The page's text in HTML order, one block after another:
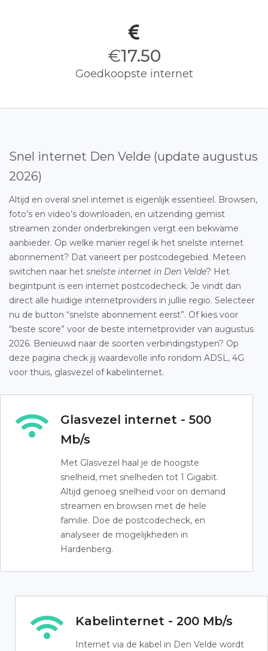
€17.50
Goedkoopste internet
Snel internet Den Velde (update augustus
2026)
Altijd en overal snel internet is eigenlijk essentieel. Browsen,
foto’s en video’s downloaden, en uitzending gemist
streamen zonder onderbrekingen vergt een bekwame
aanbieder. Op welke manier regel ik het snelste internet
abonnement? Dat varieert per postcodegebied. Meteen
switchen naar het snelste internet in Den Velde? Het
begintpunt is een internet postcodecheck. Je vindt dan
direct alle huidige internetproviders in jullie regio. Selecteer
nu de button “snelste abonnement eerst”. Of kies voor
“beste score” voor de beste internetprovider van augustus
2026. Benieuwd naar de soorten verbindingstypen? Op
deze pagina check jij waardevolle info rondom ADSL, 4G
voor thuis, glasvezel of kabelinternet.
Glasvezel internet - 500
Mb/s
Met Glasvezel haal je de hoogste
snelheid, met snelheden tot 1 Gigabit.
Altijd genoeg snelheid voor on demand
streamen en browsen met de hele
familie. Doe de postcodecheck, en
analyseer de mogelijkheden in
Hardenberg.
Kabelinternet - 200 Mb/s
Internet via de kabel in Den Velde wordt